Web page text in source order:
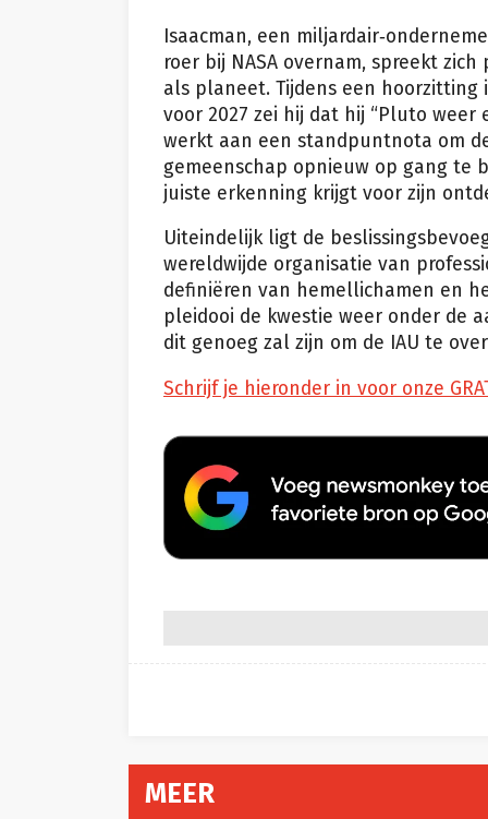
Isaacman, een
roer bij NASA overnam, spreekt
als planeet. Tijdens een hoorzitting
voor 2027 zei hij dat hij “Pluto weer
werkt aan een standpuntnota om
gemeenschap opnieuw op gang te
juiste erkenning krijgt voor zijn
Uiteindelijk ligt de
wereldwijde organisatie van
definiëren van hemellichamen en
pleidooi de kwestie weer onder de
dit genoeg zal zijn om de IAU te
Schrijf je hieronder in voor onze
MEER